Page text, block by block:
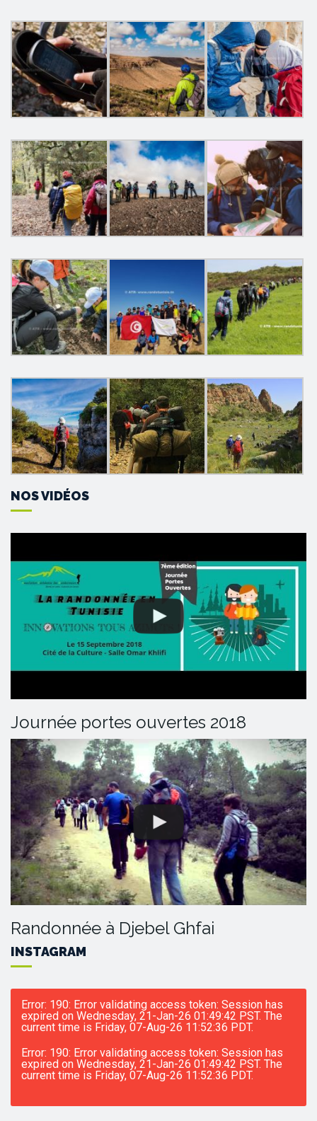
NOS VIDÉOS
Journée portes ouvertes 2018
Randonnée à Djebel Ghfai
INSTAGRAM
Error: 190: Error validating access token: Session has
expired on Wednesday, 21-Jan-26 01:49:42 PST. The
current time is Friday, 07-Aug-26 11:52:36 PDT.
Error: 190: Error validating access token: Session has
expired on Wednesday, 21-Jan-26 01:49:42 PST. The
current time is Friday, 07-Aug-26 11:52:36 PDT.